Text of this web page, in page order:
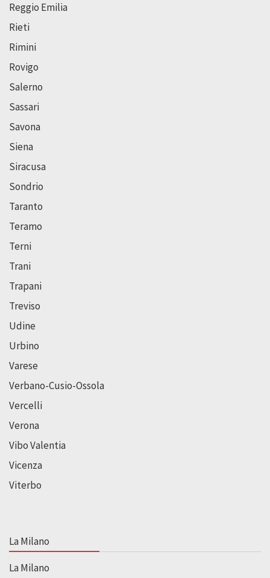
Reggio Emilia
Rieti
Rimini
Rovigo
Salerno
Sassari
Savona
Siena
Siracusa
Sondrio
Taranto
Teramo
Terni
Trani
Trapani
Treviso
Udine
Urbino
Varese
Verbano-Cusio-Ossola
Vercelli
Verona
Vibo Valentia
Vicenza
Viterbo
La Milano
La Milano